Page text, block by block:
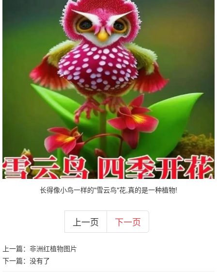
长得像小鸟一样的"雪云鸟"花,真的是一种植物!
上一页 下一页
上一篇： 非洲红植物图片
下一篇：没有了